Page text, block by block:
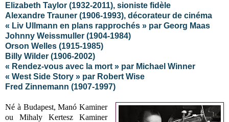
Elizabeth Taylor (1932-2011), sioniste fidèle
Alexandre Trauner (1906-1993), décorateur de cinéma
« Liv Ullmann en plans rapprochés » par Georg Maas
Johnny Weissmuller (1904-1984)
Orson Welles (1915-1985)
Billy Wilder (1906-2002)
« Rendez-vous avec la mort » par Michael Winner
« West Side Story » par Robert Wise
Fred Zinnemann (1907-1997)
Né à Budapest, Manó Kaminer
ou Mihaly Kertesz Kaminer